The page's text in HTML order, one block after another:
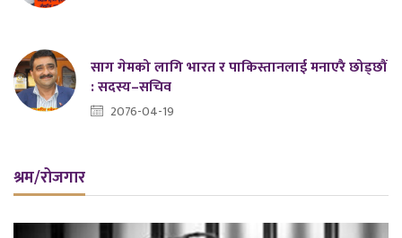
साग गेमको लागि भारत र पाकिस्तानलाई मनाएरै छोड्छौं
: सदस्य–सचिव
2076-04-19
श्रम/रोजगार